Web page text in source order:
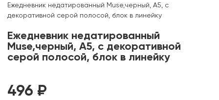
Ежедневник недатированный Muse,черный, А5, с
декоративной серой полосой, блок в линейку
Ежедневник недатированный
Muse,черный, А5, с декоративной
серой полосой, блок в линейку
496 ₽